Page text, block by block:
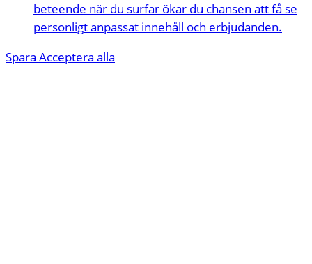
beteende när du surfar ökar du chansen att få se
personligt anpassat innehåll och erbjudanden.
Spara Acceptera alla